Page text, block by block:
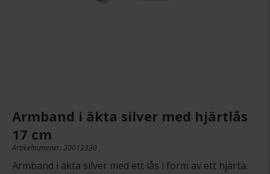
Armband i äkta silver med hjärtlås
17 cm
Artikelnummer: 20012330
Armband i äkta silver med ett lås i form av ett hjärta.